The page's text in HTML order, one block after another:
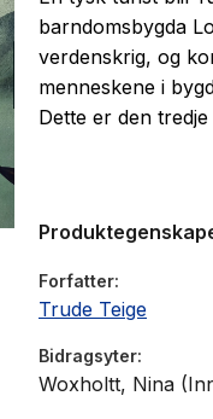
barndomsbygda
verdenskrig, og
menneskene i
Dette er den
Forfatter
Trude Teige
Bidragsyter
Woxholtt, Nina